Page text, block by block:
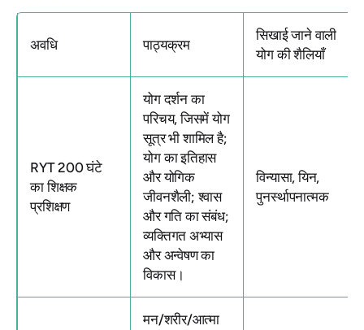
अवधि पाठ्यक्रम
सिखाई जाने वाली
योग की शैलियाँ
RYT 200 घंटे
का शिक्षक
प्रशिक्षण
योग दर्शन का
परिचय, जिसमें योग
सूत्र भी शामिल है;
योग का इतिहास
और योगिक
जीवनशैली; श्वास
और गति का संबंध;
व्यक्तिगत अभ्यास
और अन्वेषण का
विकास।
विन्यासा, यिन,
पुनर्स्थापनात्मक
मन/शरीर/आत्मा